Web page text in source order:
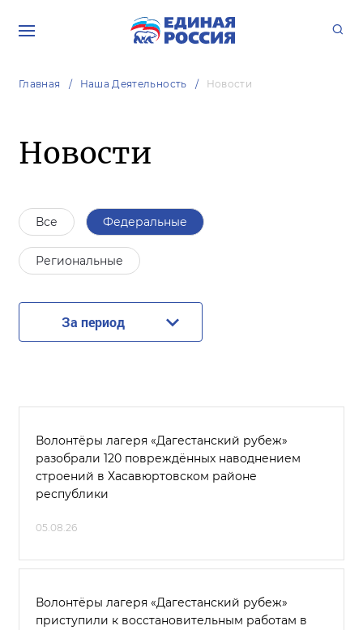
Главная Наша Деятельность Новости
Новости
Все Федеральные
Региональные
За период
Волонтёры лагеря «Дагестанский рубеж»
разобрали 120 повреждённых наводнением
строений в Хасавюртовском районе
республики
05.08.26
Волонтёры лагеря «Дагестанский рубеж»
приступили к восстановительным работам в